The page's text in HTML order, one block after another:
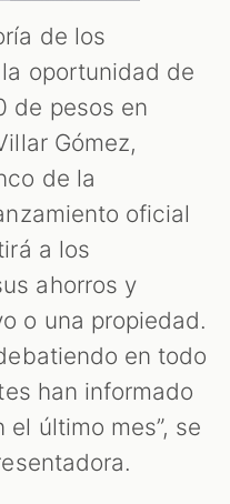
de los
oportunidad de
de pesos en
Gómez,
de la
oficial
a los
ahorros y
o una propiedad.
en todo
han informado
último mes”, se